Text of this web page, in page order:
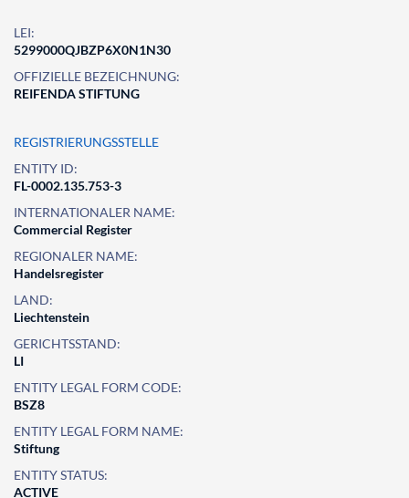
LEI:
5299000QJBZP6X0N1N30
OFFIZIELLE BEZEICHNUNG:
REIFENDA STIFTUNG
REGISTRIERUNGSSTELLE
ENTITY ID:
FL-0002.135.753-3
INTERNATIONALER NAME:
Commercial Register
REGIONALER NAME:
Handelsregister
LAND:
Liechtenstein
GERICHTSSTAND:
LI
ENTITY LEGAL FORM CODE:
BSZ8
ENTITY LEGAL FORM NAME:
Stiftung
ENTITY STATUS:
ACTIVE